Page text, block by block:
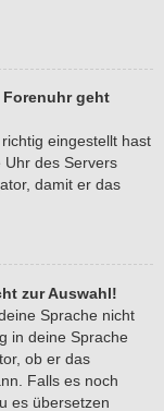
geht
eingestellt hast
Uhr des Servers
damit er das
zur Auswahl!
Sprache nicht
in deine Sprache
ob er das
Falls es noch
es übersetzen